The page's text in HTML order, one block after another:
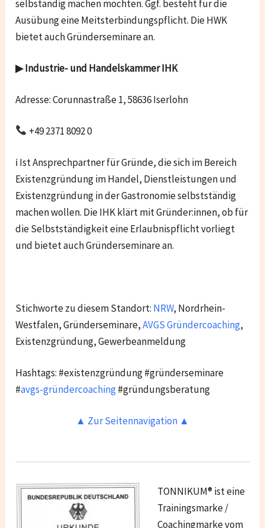
selbständig machen möchten. Ggf. besteht für die
Ausübung eine Meitsterbindungspflicht. Die HWK
bietet auch Gründerseminare an.
▶ Industrie- und Handelskammer IHK
Adresse: Corunnastraße 1, 58636 Iserlohn
+49 2371 8092 0
ℹ Ist Ansprechpartner für Gründe, die sich im Bereich
Existenzgründung im Handel, Dienstleistungen und
Existenzgründung in der Gastronomie selbstständig
machen wollen. Die IHK klärt mit Gründer:innen, ob für
die Selbstständigkeit eine Erlaubnispflicht vorliegt
und bietet auch Gründerseminare an.
Stichworte zu diesem Standort: NRW, Nordrhein-
Westfalen, Gründerseminare,AVGS Gründercoaching,
Existenzgründung, Gewerbeanmeldung
Hashtags: #existenzgründung #gründerseminare
#avgs-gründercoaching#gründungsberatung
▲ Zur Seitennavigation ▲
TONNIKUM® ist eine
Trainingsmarke /
Coachingmarke vom